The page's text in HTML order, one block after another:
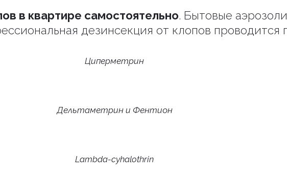
в квартире самостоятельно. Бытовые
дезинсекция от клопов проводится
Циперметрин
Дельтаметрин и Фентион
Lambda-cyhalothrin